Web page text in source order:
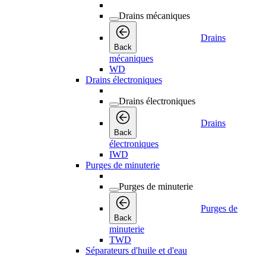
Drains mécaniques
Back
Drains
mécaniques
WD
Drains électroniques
Drains électroniques
Back
Drains
électroniques
IWD
Purges de minuterie
Purges de minuterie
Back
Purges de
minuterie
TWD
Séparateurs d'huile et d'eau